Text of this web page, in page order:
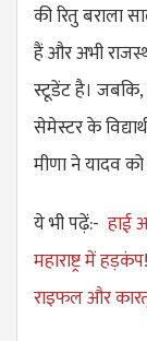
की रितु बराला
हैं और अभी
स्टूडेंट है। जबकि,
सेमेस्टर के
मीणा ने यादव
ये भी पढ़ें:- हाई
महाराष्ट्र में
राइफल और